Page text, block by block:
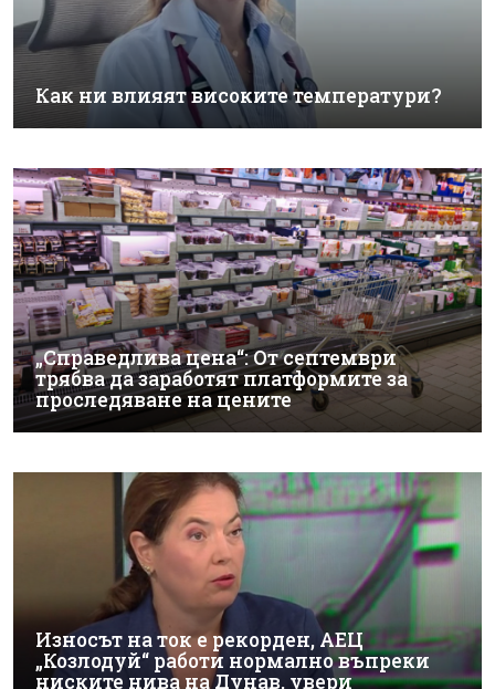
Как ни влияят високите температури?
„Справедлива цена“: От септември
трябва да заработят платформите за
проследяване на цените
Износът на ток е рекорден, АЕЦ
„Козлодуй“ работи нормално въпреки
ниските нива на Дунав, увери